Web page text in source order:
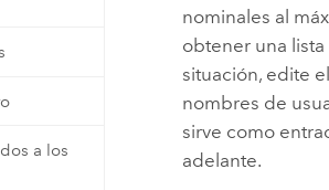
a los
nominales al
obtener una
situación, edite
nombres de
sirve como
adelante.